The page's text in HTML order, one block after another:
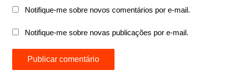
Notifique-me sobre novos comentários por e-mail.
Notifique-me sobre novas publicações por e-mail.